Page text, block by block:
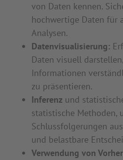
von Daten kennen.
hochwertige Daten für
Analysen.
Datenvisualisierung:
Daten visuell
Informationen
zu präsentieren.
Inferenz und
statistische Methoden,
Schlussfolgerungen
und belastbare
Verwendung von